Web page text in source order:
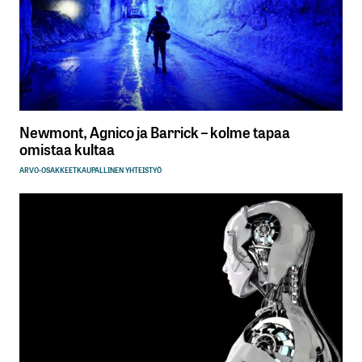
joutuu velkansa maksamaan vaikka
perinnöistä, veronpalautuksista tai
eläkkeistä. Fixuran sijoittajan kannalta
nämä ovat niitä ”parhaita” velallisia,
koska tuovat lisää tuottoja.
Jorma
Vastaa
kirjautua
Newmont, Agnico ja Barrick – kolme tapaa
omistaa kultaa
ARVO-OSAKKEETKAUPALLINEN YHTEISTYÖ